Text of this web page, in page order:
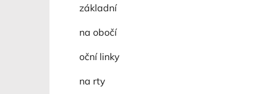
základní
na obočí
oční linky
na rty